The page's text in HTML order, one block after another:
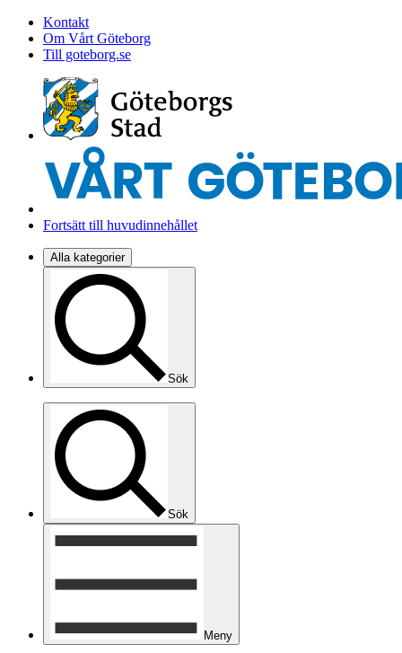
Kontakt
Om Vårt Göteborg
Till goteborg.se
Fortsätt till huvudinnehållet
Alla kategorier
Sök
Sök
Meny